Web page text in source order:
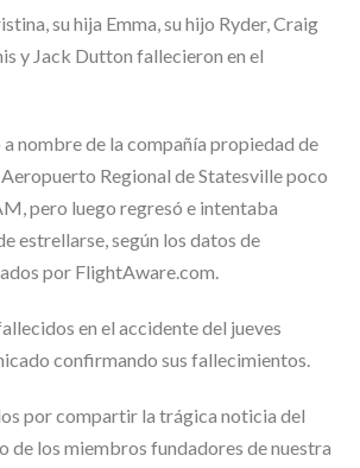
su hija Emma, ​​su hijo Ryder, Craig
y Jack Dutton fallecieron en el
nombre de la compañía propiedad de
Regional de Statesville poco
pero luego regresó e intentaba
estrellarse, según los datos de
por FlightAware.com.
en el accidente del jueves
confirmando sus fallecimientos.
por compartir la trágica noticia del
de los miembros fundadores de nuestra